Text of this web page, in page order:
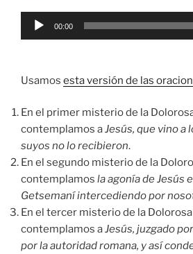
Reproductor
00:00
Usamos esta versión de las
En el primer misterio de la
contemplamos aJesús, que vino a
suyos no lo recibieron.
En el segundo misterio de la
contemplamos la agonía de Jesús
Getsemaní intercediendo por
En el tercer misterio de la
contemplamos aJesús, juzgado
por la autoridad romana, y así